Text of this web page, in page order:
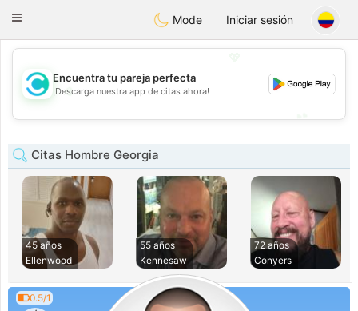
olombiaCitas
Toggle
Mode Iniciar sesión
💖
💕
Encuentra tu pareja perfecta
¡Descarga nuestra app de citas ahora!
Citas Hombre Georgia
45 años
Ellenwood
55 años
Kennesaw
72 años
Conyers
0.5/1